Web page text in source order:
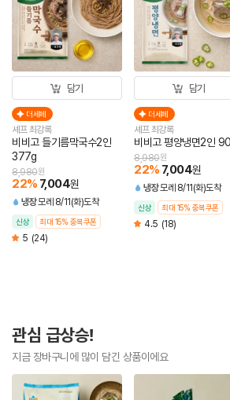
담기
더세페
셰프 최강록
비비고 들기름막국수2인
377g
22% 7,004원
8,980원
냉장 모레 8/11(화)도착
신상 최대 15% 중복쿠폰
5 (24)
담기
더세페
셰프 최강록
비비고 평양냉면2인
22% 7,004원
8,980원
냉장 모레 8/11(화)도착
신상 최대 15% 중복쿠폰
4.5 (18)
관심 급상승!
지금 장바구니에 많이 담긴 상품이에요